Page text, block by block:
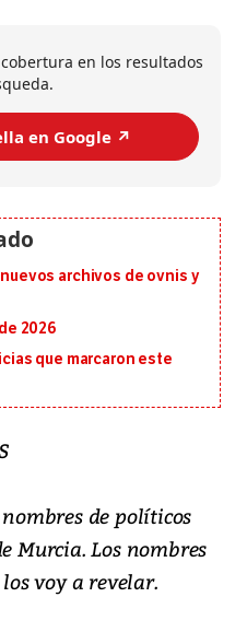
en los resultados
en Google ↗️
archivos de ovnis y
2026
que marcaron este
de políticos
Murcia. Los nombres
voy a revelar.